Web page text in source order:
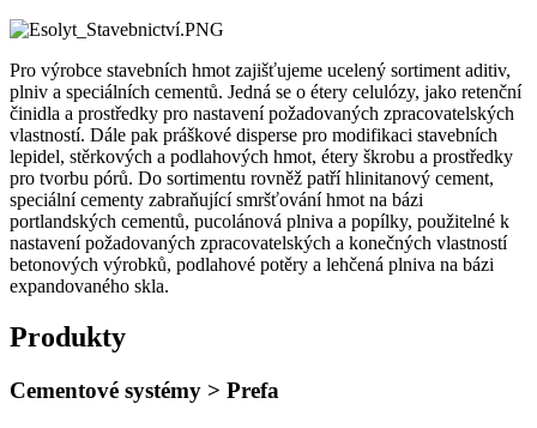
Pro výrobce stavebních hmot zajišťujeme ucelený sortiment aditiv,
plniv a speciálních cementů. Jedná se o étery celulózy, jako retenční
činidla a prostředky pro nastavení požadovaných zpracovatelských
vlastností. Dále pak práškové disperse pro modifikaci stavebních
lepidel, stěrkových a podlahových hmot, étery škrobu a prostředky
pro tvorbu pórů. Do sortimentu rovněž patří hlinitanový cement,
speciální cementy zabraňující smršťování hmot na bázi
portlandských cementů, pucolánová plniva a popílky, použitelné k
nastavení požadovaných zpracovatelských a konečných vlastností
betonových výrobků, podlahové potěry a lehčená plniva na bázi
expandovaného skla.
Produkty
Cementové systémy > Prefa